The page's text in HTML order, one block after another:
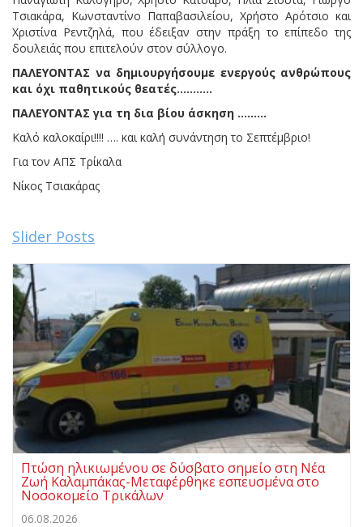
Τσιακάρα, Κωνσταντίνο Παπαβασιλείου, Χρήστο Αρότσιο και
Χριστίνα Ρεντζηλά, που έδειξαν στην πράξη το επίπεδο της
δουλειάς που επιτελούν στον σύλλογο.
ΠΑΛΕΥΟΝΤΑΣ να δημιουργήσουμε ενεργούς ανθρώπους
και όχι παθητικούς θεατές………..
ΠΑΛΕΥΟΝΤΑΣ για τη δια βίου άσκηση ………
Καλό καλοκαίρι!!!! …. και καλή συνάντηση το Σεπτέμβριο!
Για τον ΑΠΣ Τρίκαλα
Νίκος Τσιακάρας
Slider Posts
Πτώση ηλικιωμένου σε δύσβατο σημείο στη Νέα
Ζωή Καλαμπάκας-Μεταφέρθηκε εσπευσμένα στο
Νοσοκομείο Τρικάλων
06.08.2026